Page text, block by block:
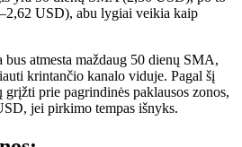
USD), abu lygiai veikia kaip
atmesta maždaug 50 dienų SMA,
krintančio kanalo viduje. Pagal šį
prie pagrindinės paklausos zonos,
jei pirkimo tempas išnyks.